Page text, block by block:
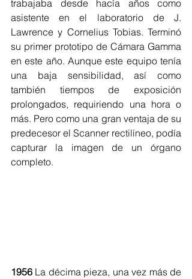
trabajaba desde hacía años como
asistente en el laboratorio de J.
Lawrence y Cornelius Tobias. Terminó
su primer prototipo de Cámara Gamma
en este año. Aunque este equipo tenía
una baja sensibilidad, así como
también tiempos de exposición
prolongados, requiriendo una hora o
más. Pero como una gran ventaja de su
predecesor el Scanner rectilíneo, podía
capturar la imagen de un órgano
completo.
1956 La décima pieza, una vez más de